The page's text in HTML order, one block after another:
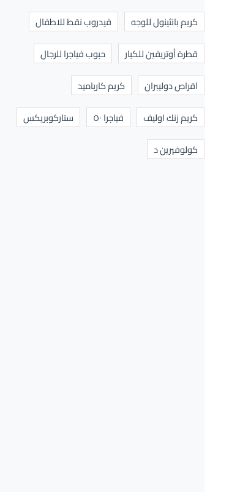
كريم بانثينول للوجه
فيدروب نقط للاطفال
قطرة أوتريفين للكبار
حبوب فياجرا للرجال
اقراص دوليبران
كريم كارباميد
كريم زنك اوليف
فياجرا ٥٠
ستاركوبريكس
كولوفيرين د